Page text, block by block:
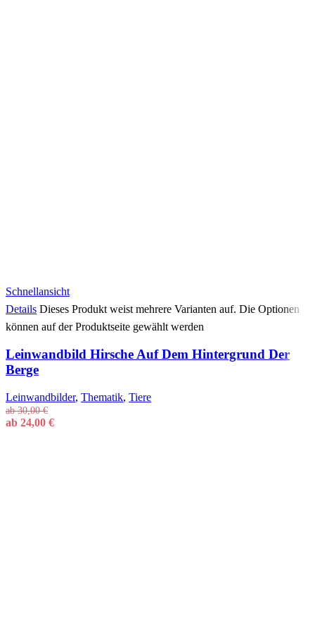
Schnellansicht
Details Dieses Produkt weist mehrere Varianten auf. Die Optionen
können auf der Produktseite gewählt werden
Leinwandbild Hirsche Auf Dem Hintergrund Der
Berge
Leinwandbilder, Thematik, Tiere
ab30,00€
ab 24,00 €